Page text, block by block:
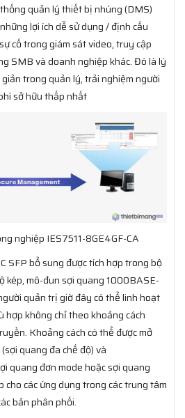
quản lý thiết bị nhúng (DMS)
lợi ích dễ sử dụng / định cấu
cố trong giám sát video, truy cập
SMB và doanh nghiệp khác. Đó là lý
trong quản lý, trải nghiệm người
sở hữu thấp nhất
nghiệp IES7511-8GE4GF-CA
SFP bổ sung được tích hợp trong bộ
kép, mô-đun sợi quang 1000BASE-
quản trị giờ đây có thể linh hoạt
hợp không chỉ theo khoảng cách
Khoảng cách có thể được mở
quang đa chế độ) và
quang đơn mode hoặc sợi quang
cho các ứng dụng trong các trung tâm
bản phân phối.